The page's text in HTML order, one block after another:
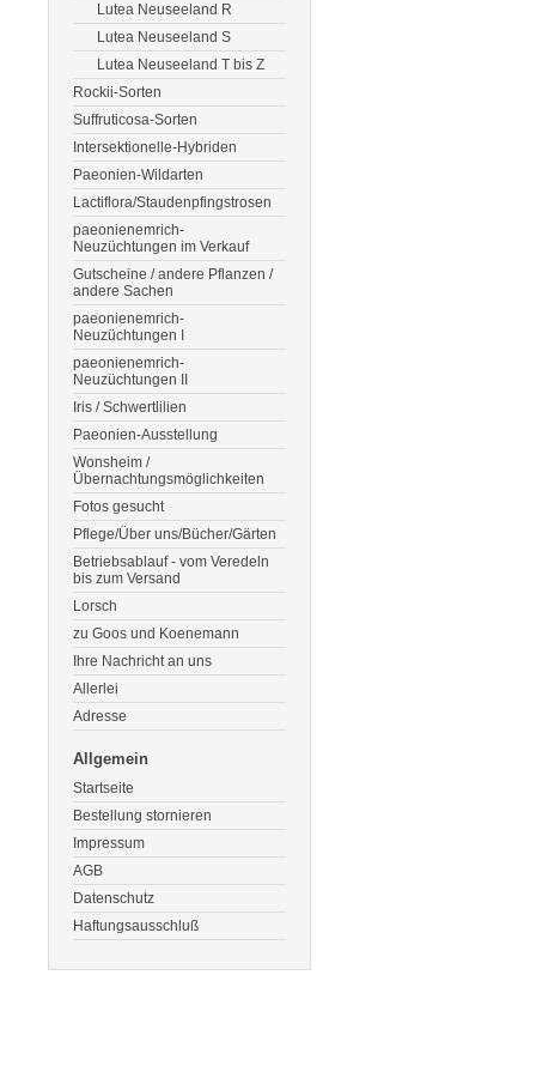
Lutea Neuseeland R
Lutea Neuseeland S
Lutea Neuseeland T bis Z
Rockii-Sorten
Suffruticosa-Sorten
Intersektionelle-Hybriden
Paeonien-Wildarten
Lactiflora/Staudenpfingstrosen
paeonienemrich-
Neuzüchtungen im Verkauf
Gutscheine / andere Pflanzen /
andere Sachen
paeonienemrich-
Neuzüchtungen I
paeonienemrich-
Neuzüchtungen II
Iris / Schwertlilien
Paeonien-Ausstellung
Wonsheim /
Übernachtungsmöglichkeiten
Fotos gesucht
Pflege/Über uns/Bücher/Gärten
Betriebsablauf - vom Veredeln
bis zum Versand
Lorsch
zu Goos und Koenemann
Ihre Nachricht an uns
Allerlei
Adresse
Allgemein
Startseite
Bestellung stornieren
Impressum
AGB
Datenschutz
Haftungsausschluß